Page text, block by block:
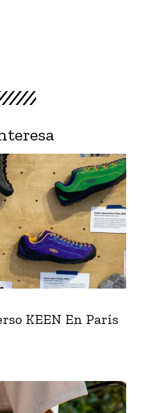
KEEN En París